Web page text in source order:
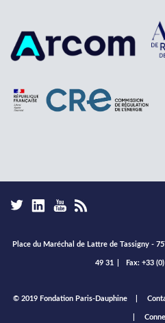
Place du Maréchal de Lattre de Tassigny -
49 31 Fax: +33
Footer
© 2019 Fondation Paris-Dauphine